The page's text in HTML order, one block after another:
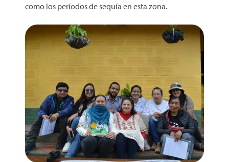
como los períodos de sequía en esta zona.